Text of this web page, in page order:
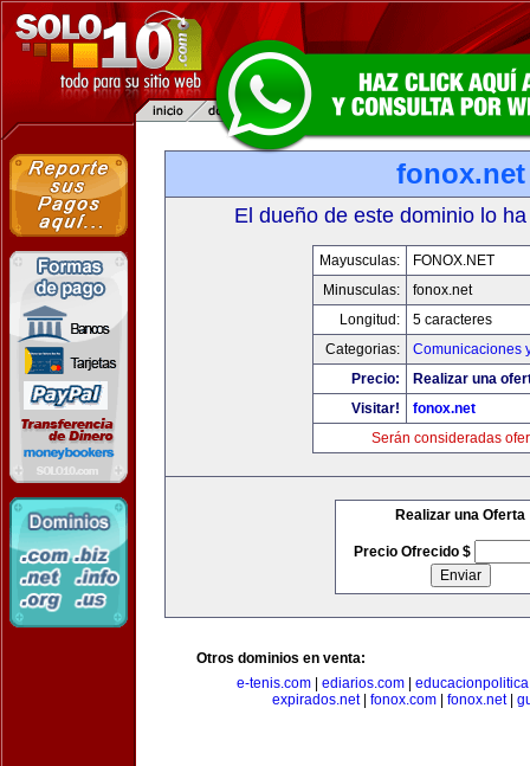
fonox.net
El dueño de este dominio lo
Mayusculas:
FONOX.NET
Minusculas:
fonox.net
Longitud:
5 caracteres
Categorias:
Comunicaciones
Precio:
Realizar una
Visitar!
fonox.net
Serán consideradas
Realizar una Oferta
Precio Ofrecido $
Otros dominios en venta:
e-tenis.com
ediarios.com
expirados.net| fonox.com fonox.net|